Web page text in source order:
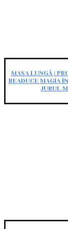
MASA LUNGĂ |
READUCE MAGIA
JURUL